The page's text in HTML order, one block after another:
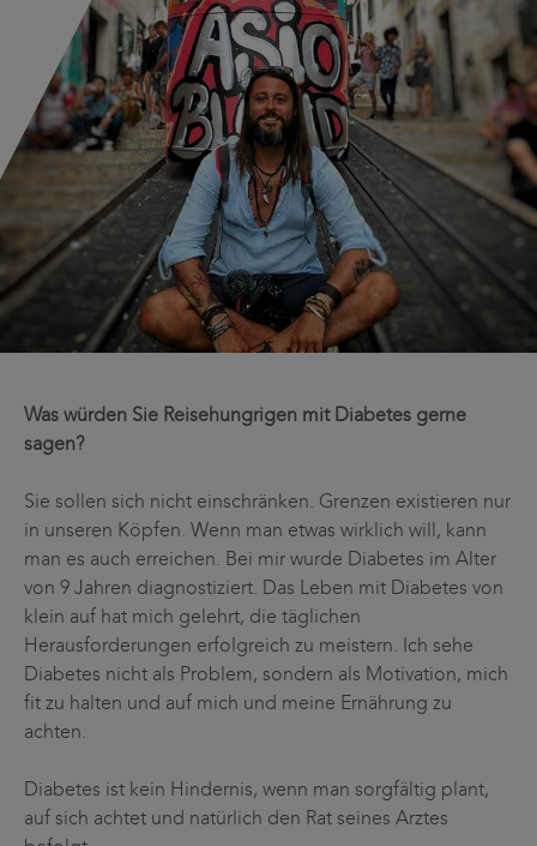
Was würden Sie Reisehungrigen mit Diabetes gerne
sagen?
Sie sollen sich nicht einschränken. Grenzen existieren nur
in unseren Köpfen. Wenn man etwas wirklich will, kann
man es auch erreichen. Bei mir wurde Diabetes im Alter
von 9 Jahren diagnostiziert. Das Leben mit Diabetes von
klein auf hat mich gelehrt, die täglichen
Herausforderungen erfolgreich zu meistern. Ich sehe
Diabetes nicht als Problem, sondern als Motivation, mich
fit zu halten und auf mich und meine Ernährung zu
achten.
Diabetes ist kein Hindernis, wenn man sorgfältig plant,
auf sich achtet und natürlich den Rat seines Arztes